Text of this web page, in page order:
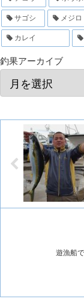
サゴシ メジロ
カレイ
釣果アーカイブ
遊漁船